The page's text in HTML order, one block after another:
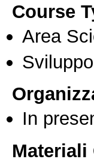
Course
Area
In
Materiali